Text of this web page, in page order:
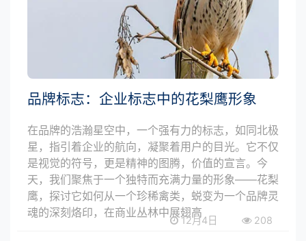
品牌标志：企业标志中的花梨鹰形象
在品牌的浩瀚星空中，一个强有力的标志，如同北极
星，指引着企业的航向，凝聚着用户的目光。它不仅
是视觉的符号，更是精神的图腾，价值的宣言。今
天，我们聚焦于一个独特而充满力量的形象——花梨
鹰，探讨它如何从一个珍稀禽类，蜕变为一个品牌灵
魂的深刻烙印，在商业丛林中展翅高
12月4日 208